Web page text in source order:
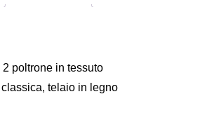
poltrone in tessuto
telaio in legno